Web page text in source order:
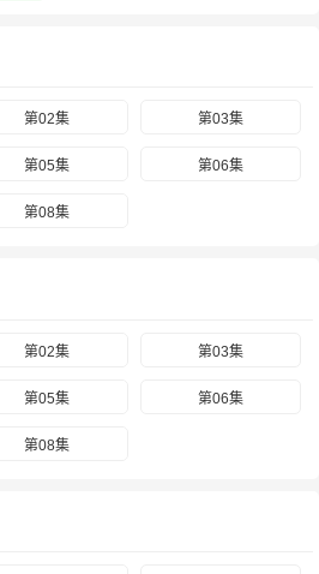
第02集 第03集
第05集 第06集
第08集
第02集 第03集
第05集 第06集
第08集